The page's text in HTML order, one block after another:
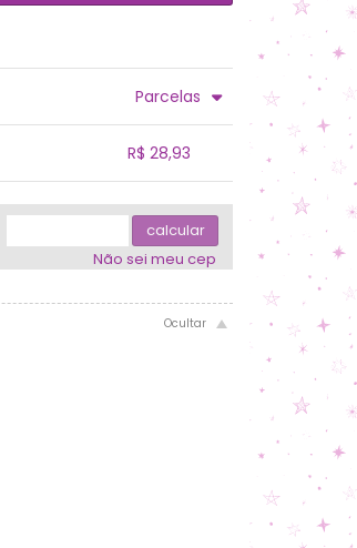
Parcelas
R$ 28,93
....
calcular
Não sei meu cep